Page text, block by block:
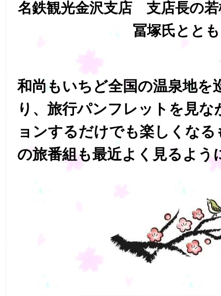
名鉄観光金沢支店 支店長の
冨塚氏とと
和尚もいちど全国の温泉地を
り、旅行パンフレットを見
ョンするだけでも楽しくなる
の旅番組も最近よく見るよう